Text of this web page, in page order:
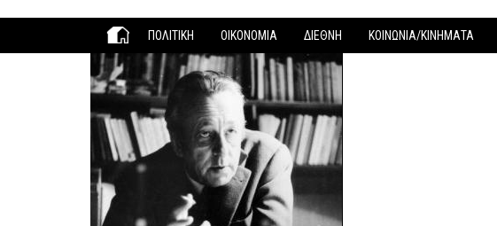
ΠΟΛΙΤΙΚΗ ΟΙΚΟΝΟΜΙΑ ΔΙΕΘΝΗ ΚΟΙΝΩΝΙΑ/ΚΙΝΗΜΑΤΑ